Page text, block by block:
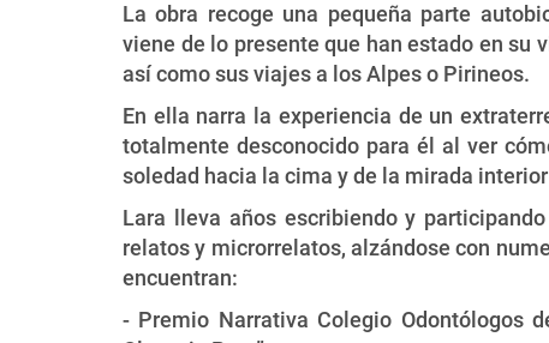
La obra recoge una pequeña parte
viene de lo presente que han estado en su
así como sus viajes a los Alpes o Pirineos.
En ella narra la experiencia de un
totalmente desconocido para él al ver
soledad hacia la cima y de la mirada
Lara lleva años escribiendo y
relatos y microrrelatos, alzándose con
encuentran:
- Premio Narrativa Colegio Odontólogos